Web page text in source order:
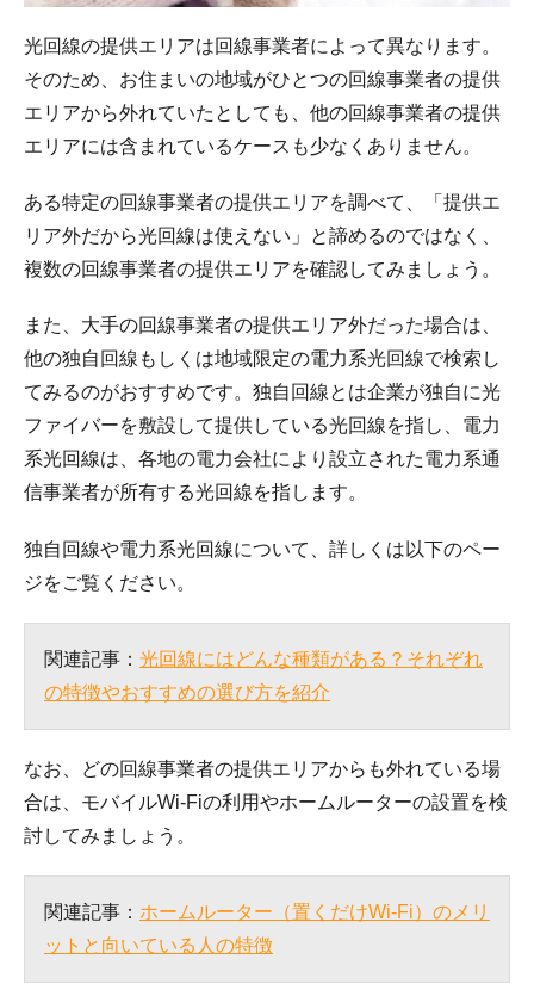
光回線の提供エリアは回線事業者によって異なります。
そのため、お住まいの地域がひとつの回線事業者の提供
エリアから外れていたとしても、他の回線事業者の提供
エリアには含まれているケースも少なくありません。
ある特定の回線事業者の提供エリアを調べて、「提供エ
リア外だから光回線は使えない」と諦めるのではなく、
複数の回線事業者の提供エリアを確認してみましょう。
また、大手の回線事業者の提供エリア外だった場合は、
他の独自回線もしくは地域限定の電力系光回線で検索し
てみるのがおすすめです。独自回線とは企業が独自に光
ファイバーを敷設して提供している光回線を指し、電力
系光回線は、各地の電力会社により設立された電力系通
信事業者が所有する光回線を指します。
独自回線や電力系光回線について、詳しくは以下のペー
ジをご覧ください。
関連記事： 光回線にはどんな種類がある？それぞれ
の特徴やおすすめの選び方を紹介
なお、どの回線事業者の提供エリアからも外れている場
合は、モバイルWi-Fiの利用やホームルーターの設置を検
討してみましょう。
関連記事： ホームルーター（置くだけWi-Fi）のメリ
ットと向いている人の特徴